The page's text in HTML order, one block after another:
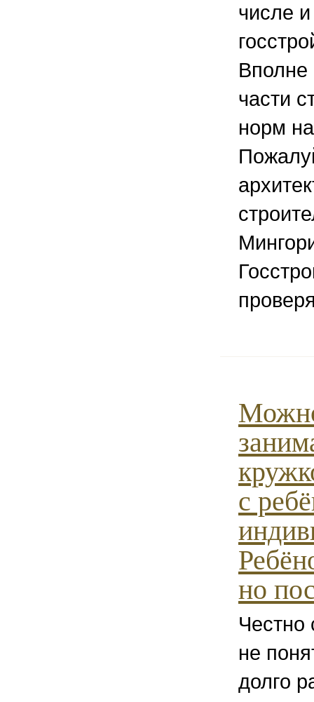
числе
Вполне
части
норм
с
но
Честно
не
долго